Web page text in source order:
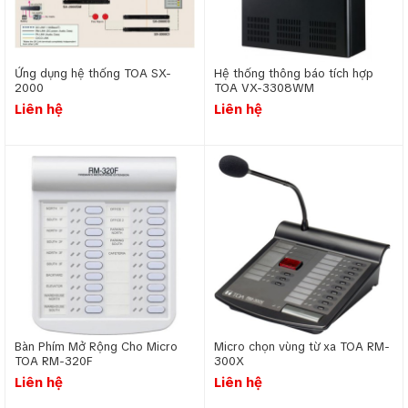
FV-200
Nguồn âm thanh: Micro thông báo, đầu phát nhạc nền
hoặc thông báo tự động (MP3/USB).
Bộ xử lý trung tâm: Mixer hoặc bộ điều khiển trung tâm
để điều chỉnh âm lượng, tín hiệu.
Amply: Tăng cường tín hiệu âm thanh và phân phối đến
loa.
Loa: Gồm loa trần, loa treo tường, hoặc loa ngoài trời,
bố trí tại các khu vực cần phủ âm.
Cáp kết nối: Dây tín hiệu (audio) và dây loa đảm bảo tín
hiệu truyền tải ổn định.
bảo hoạt động liên tục khi mất điện.
Ứng dụng hệ thống TOA SX-
2000
Liên hệ
Hệ thống thông báo tích hợp
TOA VX-3308WM
Liên hệ
Bàn Phím Mở Rộng Cho Micro
TOA RM-320F
Liên hệ
Micro chọn vùng từ xa TOA RM-
300X
Liên hệ